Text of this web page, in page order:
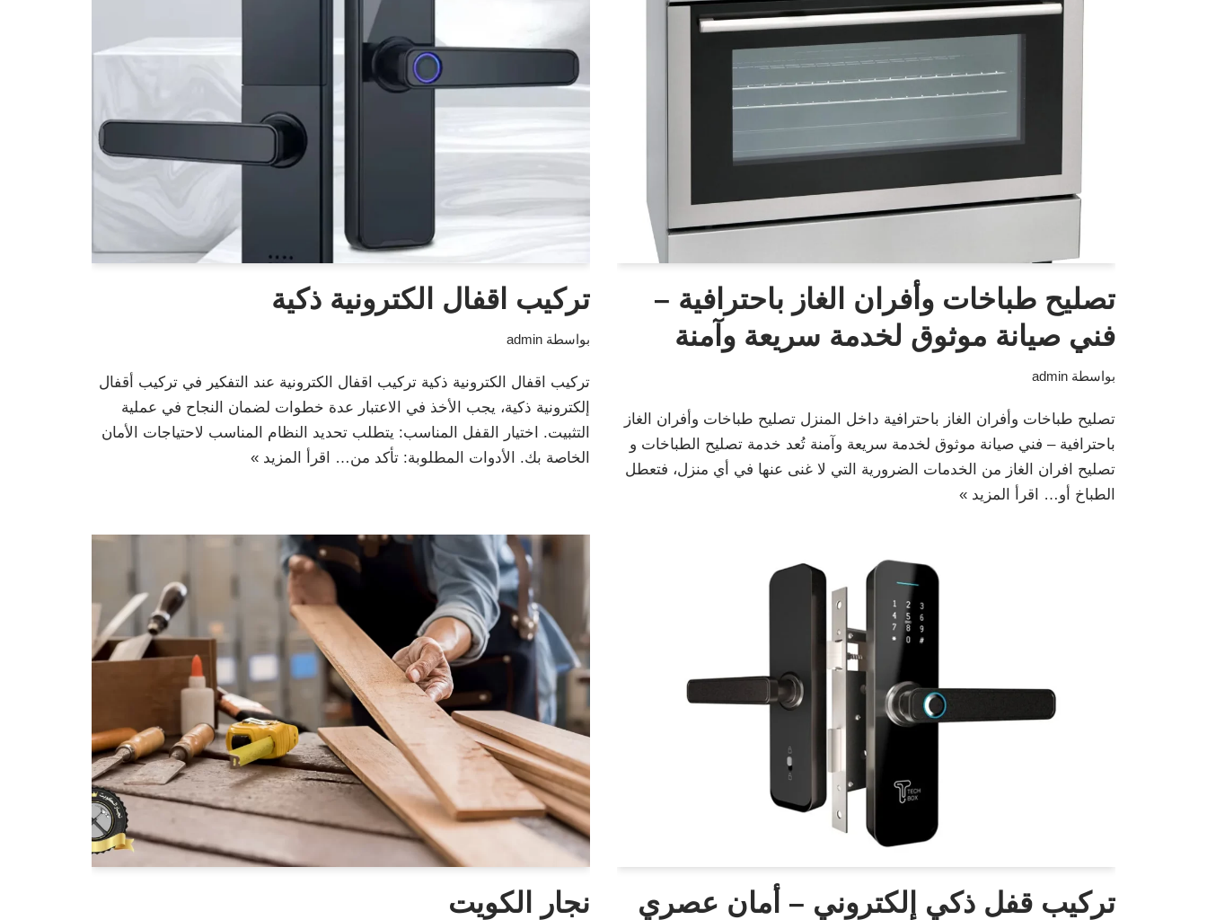
تصليح طباخات وأفران الغاز باحترافية –
فني صيانة موثوق لخدمة سريعة وآمنة
بواسطة admin
تصليح طباخات وأفران الغاز باحترافية داخل المنزل تصليح طباخات وأفران الغاز
باحترافية – فني صيانة موثوق لخدمة سريعة وآمنة تُعد خدمة تصليح الطباخات و
تصليح افران الغاز من الخدمات الضرورية التي لا غنى عنها في أي منزل، فتعطل
الطباخ أو…
اقرأ المزيد »
تركيب اقفال الكترونية ذكية
بواسطة admin
تركيب اقفال الكترونية ذكية تركيب اقفال الكترونية عند التفكير في تركيب أقفال
إلكترونية ذكية، يجب الأخذ في الاعتبار عدة خطوات لضمان النجاح في عملية
التثبيت. اختيار القفل المناسب: يتطلب تحديد النظام المناسب لاحتياجات الأمان
الخاصة بك. الأدوات المطلوبة: تأكد من…
اقرأ المزيد »
تركيب قفل ذكي إلكتروني – أمان عصري
نجار الكويت